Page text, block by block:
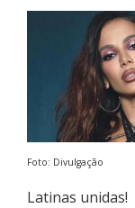
Foto: Divulgação
Latinas unidas!